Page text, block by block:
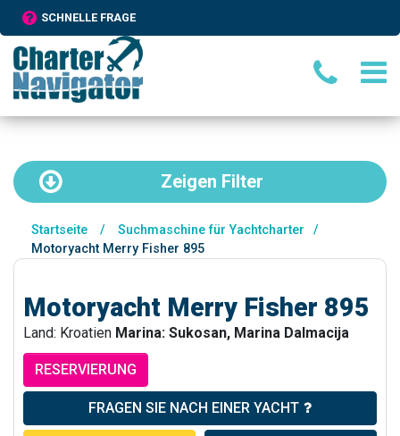
SCHNELLE FRAGE
Zeigen Filter
Startseite / Suchmaschine für Yachtcharter
/
Motoryacht Merry Fisher 895
Motoryacht Merry Fisher 895
Land: Kroatien Marina: Sukosan, Marina Dalmacija
RESERVIERUNG
FRAGEN SIE NACH EINER YACHT